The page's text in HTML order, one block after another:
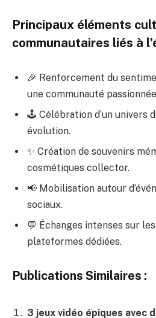
Principaux éléments
communautaires liés à
🎉 Renforcement du
une communauté
🕹️ Célébration d’un univers
évolution.
✨ Création de souvenirs
cosmétiques collector.
📢 Mobilisation autour
sociaux.
💬 Échanges intenses sur
plateformes dédiées.
Publications Similaires :
3 jeux vidéo épiques avec